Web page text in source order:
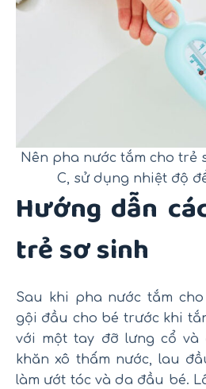
Nên pha nước tắm cho trẻ
C, sử dụng nhiệt độ
Hướng dẫn
trẻ sơ sinh
Sau khi pha nước tắm
gội đầu cho bé trước khi
với một tay đỡ lưng cổ và
khăn xô thấm nước, lau
làm ướt tóc và da đầu bé.